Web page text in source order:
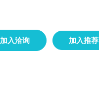
加入洽询 加入推荐